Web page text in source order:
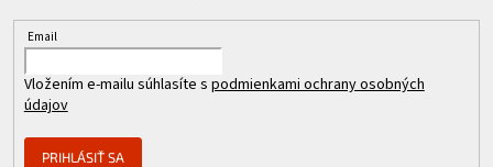
Email
Vložením e-mailu súhlasíte s podmienkami ochrany osobných
údajov
PRIHLÁSIŤ SA